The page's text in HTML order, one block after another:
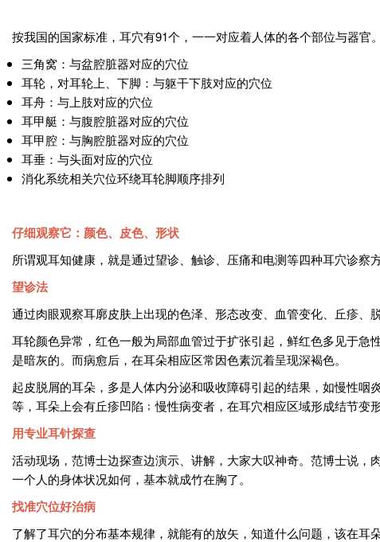
按我国的国家标准，耳穴有91个，一一对应着人体的各个部位与器官
三角窝：与盆腔脏器对应的穴位
耳轮，对耳轮上、下脚：与躯干下肢对应的穴位
耳舟：与上肢对应的穴位
耳甲艇：与腹腔脏器对应的穴位
耳甲腔：与胸腔脏器对应的穴位
耳垂：与头面对应的穴位
消化系统相关穴位环绕耳轮脚顺序排列
仔细观察它：颜色、皮色、形状
所谓观耳知健康，就是通过望诊、触诊、压痛和电测等四种耳穴诊察
望诊法
通过肉眼观察耳廓皮肤上出现的色泽、形态改变、血管变化、丘疹、
耳轮颜色异常，红色一般为局部血管过于扩张引起，鲜红色多见于
是暗灰的。而病愈后，在耳朵相应区常因色素沉着呈现深褐色。
起皮脱屑的耳朵，多是人体内分泌和吸收障碍引起的结果，如慢性
等，耳朵上会有丘疹凹陷﹔慢性病变者，在耳穴相应区域形成结节变形
用专业耳针探查
活动现场，范博士边探查边演示、讲解，大家大叹神奇。范博士说
一个人的身体状况如何，基本就成竹在胸了。
找准穴位好治病
了解了耳穴的分布基本规律，就能有的放矢，知道什么问题，该在耳